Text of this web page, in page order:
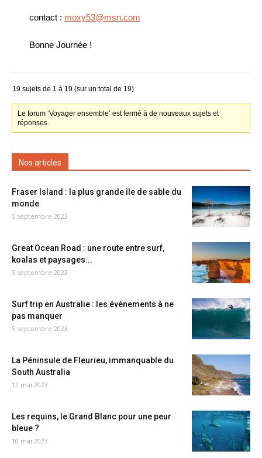
contact : moxy53@msn.com
Bonne Journée !
19 sujets de 1 à 19 (sur un total de 19)
Le forum ‘Voyager ensemble’ est fermé à de nouveaux sujets et
réponses.
Nos articles
Fraser Island : la plus grande île de sable du
monde
5 septembre 2023
Great Ocean Road : une route entre surf,
koalas et paysages...
5 septembre 2023
Surf trip en Australie : les événements à ne
pas manquer
5 septembre 2023
La Péninsule de Fleurieu, immanquable du
South Australia
12 mai 2023
Les requins, le Grand Blanc pour une peur
bleue ?
10 mai 2023